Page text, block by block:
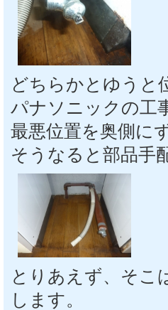
どちらかとゆうと
パナソニックの工
最悪位置を奥側に
そうなると部品手
とりあえず、そこ
します。